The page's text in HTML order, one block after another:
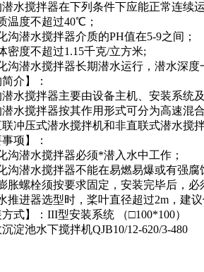
水搅拌器在下列条件下应能正常连续运
温度不超过40℃；
沟潜水搅拌器介质的PH值在5-9之间；
密度不超过1.15千克/立方米;
沟潜水搅拌器长期潜水运行，潜水深度
简介】：
水搅拌器主要由设备主机、安装系统
水搅拌器按其作用形式可分为高速混
冲压式潜水搅拌机和非直联式潜水搅
事项】：
沟潜水搅拌器必须*潜入水中工作；
沟潜水搅拌器不能在易燃易爆或有强腐
胀螺栓须按要求固定，安装完毕后，必
推进器选型时，桨叶直径超过2m，建议
方式】：III型安装系统 （□100*100）